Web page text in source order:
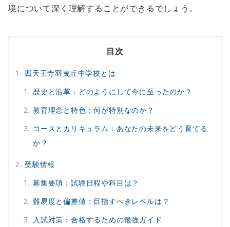
境について深く理解することができるでしょう。
目次
四天王寺羽曳丘中学校とは
歴史と沿革：どのようにして今に至ったのか？
教育理念と特色：何が特別なのか？
コースとカリキュラム：あなたの未来をどう育てる
か？
受験情報
募集要項：試験日程や科目は？
難易度と偏差値：目指すべきレベルは？
入試対策：合格するための最強ガイド